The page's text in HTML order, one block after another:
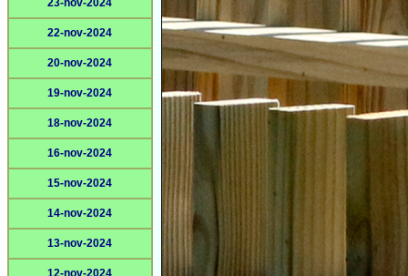
23-nov-2024
22-nov-2024
20-nov-2024
19-nov-2024
18-nov-2024
16-nov-2024
15-nov-2024
14-nov-2024
13-nov-2024
12-nov-2024